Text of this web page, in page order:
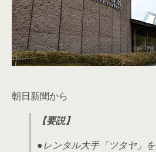
朝日新聞から
【要説】
●レンタル大手「ツタヤ」